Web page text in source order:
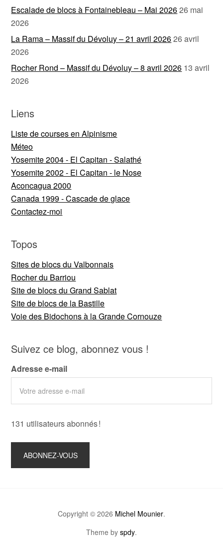
Escalade de blocs à Fontainebleau – Mai 202626 mai
2026
La Rama – Massif du Dévoluy – 21 avril 202626 avril
2026
Rocher Rond – Massif du Dévoluy – 8 avril 2026 13 avril
2026
Liens
Liste de courses en Alpinisme
Méteo
Yosemite 2004 - El Capitan - Salathé
Yosemite 2002 - El Capitan - le Nose
Aconcagua 2000
Canada 1999 - Cascade de glace
Contactez-moi
Topos
Sites de blocs du Valbonnais
Rocher du Barriou
Site de blocs du Grand Sablat
Site de blocs de la Bastille
Voie des Bidochons à la Grande Cornouze
Suivez ce blog, abonnez vous !
Adresse e-mail
131 utilisateurs abonnés !
Copyright © 2026 Michel Mounier.
Theme by spdy.